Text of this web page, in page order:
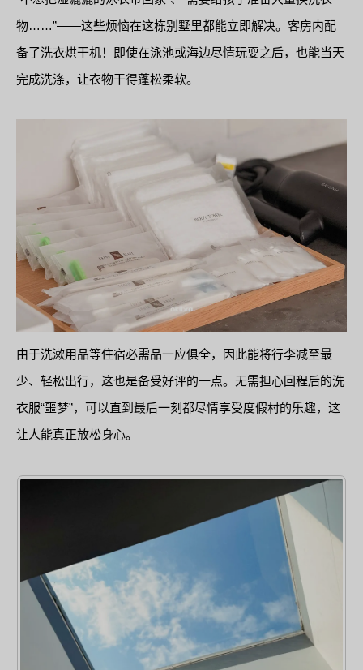
物……”——这些烦恼在这栋别墅里都能立即解决。客房内配
备了洗衣烘干机！即使在泳池或海边尽情玩耍之后，也能当天
完成洗涤，让衣物干得蓬松柔软。
由于洗漱用品等住宿必需品一应俱全，因此能将行李减至最
少、轻松出行，这也是备受好评的一点。无需担心回程后的洗
衣服“噩梦”，可以直到最后一刻都尽情享受度假村的乐趣，这
让人能真正放松身心。